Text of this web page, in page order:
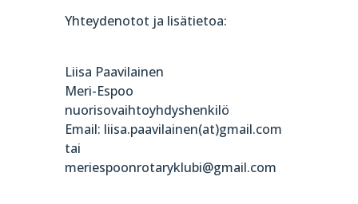
Yhteydenotot ja lisätietoa:
Liisa Paavilainen
Meri-Espoo
nuorisovaihtoyhdyshenkilö
Email: liisa.paavilainen(at)gmail.com
tai
meriespoonrotaryklubi@gmail.com